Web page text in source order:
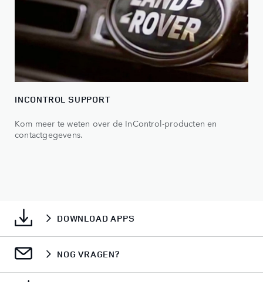
INCONTROL SUPPORT
Kom meer te weten over de InControl-producten en
contactgegevens.
DOWNLOAD APPS
NOG VRAGEN?